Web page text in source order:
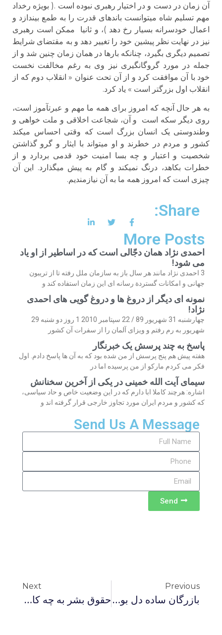
آن زمان در دست و در اختیار رهبری نبوده است .( بویژه رخداد
مهم تسلیم شاه می­توانست باندهای قدرت را به طمع بیندازد و
اعمال خودسرانه بسیار رخ دهد )، و ثانیا ممکن است رهبری
نیز در نهایت نظر پیشین خود را تغییر دهد و به مقتضای شرایط
تصمیم دیگری بگیرد، چنانکه بارها در همان زمان چنین شد و از
جمله در مورد گروگانگیری نیز وی به رغم مخالفت نخست
خود با آن موافقت کرد و از آن تحت عنوان « انقلاب دوم که از
انقلاب اول بزرگتر است » یاد کرد.
به هر حال آنچه که امروز برای همه ما مهم و عبرت­آموز است،
روی دیگر سکه است و آن، شجاعت اخلاقی و ملت خواهی و
وطن­دوستی یک انسان بزرگ است که وقتی احساس می­کند
کشور و مردم در خطرند و او می­تواند با ایثار و گرو گذاشتن
شخصیت و اعتبار و چه بسا امنیت خود قدمی بردارد و از
خطرات بکاهد، درنگ نمی­کند و گام به پیش می­گذارد. این آن
چیزی است که امروز همه ما به آن نیازمندیم.
Share:
More Posts
احمدی نژاد همان دجّالی است که در اساطیر از او یاد
می شود!
3 احمدی نژاد مانند هر سال باز به سازمان ملل رفته تا از تریبون
جهانی و امکانات گستردة رسانه ای این زمان استفاده کند و
نمونه ای دیگر از دروغ ها و دروغ گویی های احمدی
نژاد!
چهارشنبه 31 شهریور 89 / 22 سپتامبر 2010 1 روز دو شنبه 29
شهریور به رم رفتم و ویزای آلمان را از سفرات آن کشور
پاسخ به چند پرسش یک خبرنگار
هفته پیش هم پنج پرسش از من شده بود که به آن ها پاسخ دادم. اول
فکر می کردم مارکو از من پرسیده اما در
سیمای آیت الله خمینی در یکی از آخرین سخنانش
اشاره: هرچند کاملا ابا دارم که در این وضعیت خاص و حاد سیاسی،
که کشور و مردم ایران مورد تجاوز خارجی قرار گرفته اند و
Send Us A Message
Send
Previous
بازرگان ساده دل بود اما ….
Next
حقوق بشر به چه کار می‌آید؟